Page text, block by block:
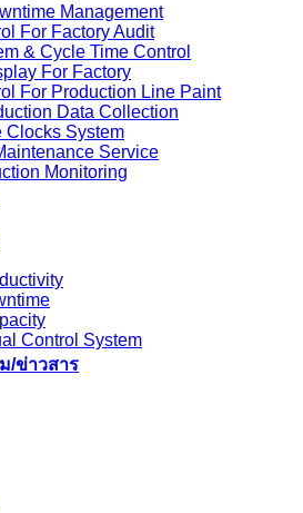
Management
For Factory Audit
& Cycle Time Control
For Factory
For Production Line Paint
Data Collection
Clocks System
Service
Monitoring
Control System
/ข่าวสาร